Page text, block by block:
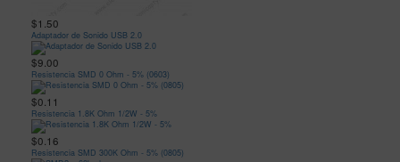
$1.50
Adaptador de Sonido USB 2.0
$9.00
Resistencia SMD 0 Ohm - 5% (0603)
$0.11
Resistencia 1.8K Ohm 1/2W - 5%
$0.16
Resistencia SMD 300K Ohm - 5% (0805)